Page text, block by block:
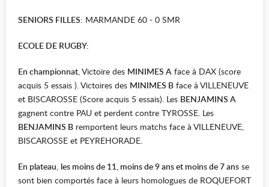
SENIORS FILLES: MARMANDE 60 - 0 SMR
ECOLE DE RUGBY:
En championnat, Victoire des MINIMES A face à DAX (score
acquis 5 essais ). Victoires des MINIMES B face à VILLENEUVE
et BISCAROSSE (Score acquis 5 essais). Les BENJAMINS A
gagnent contre PAU et perdent contre TYROSSE. Les
BENJAMINS B remportent leurs matchs face à VILLENEUVE,
BISCAROSSE et PEYREHORADE.
En plateau, les moins de 11, moins de 9 ans et moins de 7 ans se
sont bien comportés face à leurs homologues de ROQUEFORT